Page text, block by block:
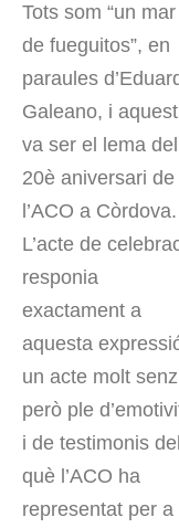
Tots som “un mar
de fueguitos”, en
paraules
Galeano, i aquest
va ser el lema del
20è aniversari de
l’ACO a Còrdova.
L’acte de
responia
exactament a
aquesta
un acte molt
però ple
i de testimonis del
què l’ACO ha
representat per a